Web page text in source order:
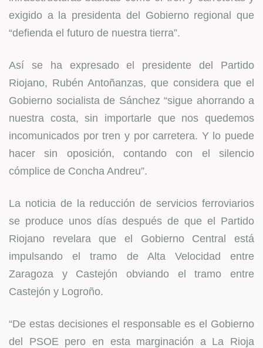
exigido a la presidenta del Gobierno regional que
“defienda el futuro de nuestra tierra”.
Así se ha expresado el presidente del Partido
Riojano, Rubén Antoñanzas, que considera que el
Gobierno socialista de Sánchez “sigue ahorrando a
nuestra costa, sin importarle que nos quedemos
incomunicados por tren y por carretera. Y lo puede
hacer sin oposición, contando con el silencio
cómplice de Concha Andreu”.
La noticia de la reducción de servicios ferroviarios
se produce unos días después de que el Partido
Riojano revelara que el Gobierno Central está
impulsando el tramo de Alta Velocidad entre
Zaragoza y Castejón obviando el tramo entre
Castejón y Logroño.
“De estas decisiones el responsable es el Gobierno
del PSOE pero en esta marginación a La Rioja